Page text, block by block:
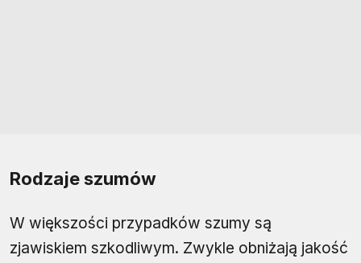
Rodzaje szumów
W większości przypadków szumy są
zjawiskiem szkodliwym. Zwykle obniżają jakość